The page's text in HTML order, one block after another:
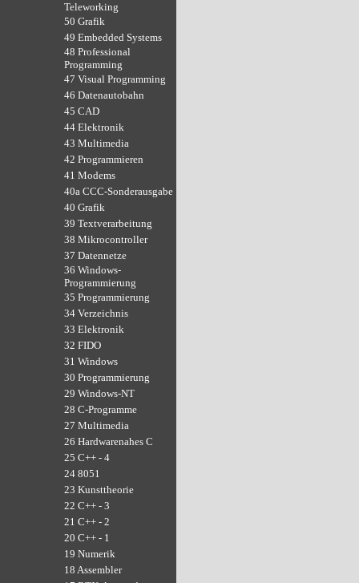
Teleworking
50 Grafik
49 Embedded Systems
48 Professional
Programming
47 Visual Programming
46 Datenautobahn
45 CAD
44 Elektronik
43 Multimedia
42 Programmieren
41 Modems
40a CCC-Sonderausgabe
40 Grafik
39 Textverarbeitung
38 Mikrocontroller
37 Datennetze
36 Windows-
Programmierung
35 Programmierung
34 Verzeichnis
33 Elektronik
32 FIDO
31 Windows
30 Programmierung
29 Windows-NT
28 C-Programme
27 Multimedia
26 Hardwarenahes C
25 C++ - 4
24 8051
23 Kunsttheorie
22 C++ - 3
21 C++ - 2
20 C++ - 1
19 Numerik
18 Assembler